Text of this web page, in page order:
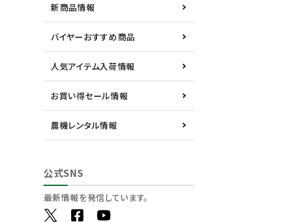
新商品情報
バイヤーおすすめ商品
人気アイテム入荷情報
お買い得セール情報
農機レンタル情報
公式SNS
最新情報を発信しています。